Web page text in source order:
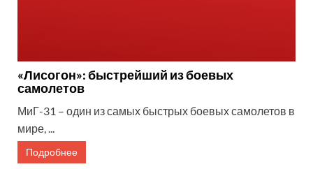
«Лисогон»: быстрейший из боевых
самолетов
МиГ-31 – один из самых быстрых боевых самолетов в
мире, ...
Подробнее